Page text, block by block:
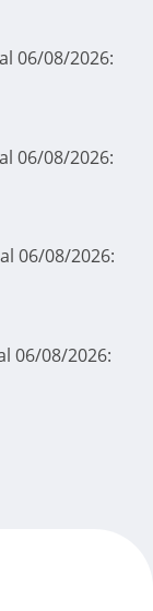
al 06/08/2026:
al 06/08/2026:
al 06/08/2026:
06/08/2026: